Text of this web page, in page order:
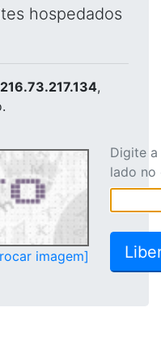
hospedados
216.73.217.134,
imagem]
Digite
lado no